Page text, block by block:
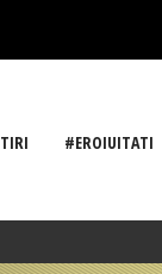
#EROIUITATI